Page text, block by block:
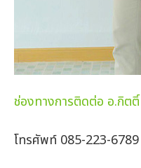
ช่องทางการติดต่อ อ.กิตติ์
โทรศัพท์ 085-223-6789